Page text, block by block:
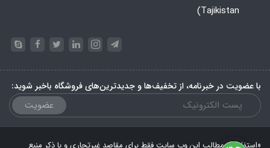
Tajikistan)
با عضویت در خبرنامه، از تخفیف‌ها و جدیدترین‌های فروشگاه باخبر شوید:
عضویت